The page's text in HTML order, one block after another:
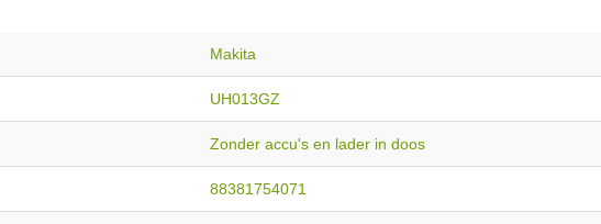
Makita
UH013GZ
Zonder accu's en lader in doos
88381754071